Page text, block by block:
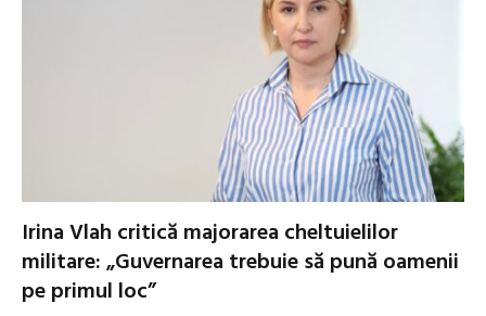
Irina Vlah critică majorarea cheltuielilor
militare: „Guvernarea trebuie să pună oamenii
pe primul loc”